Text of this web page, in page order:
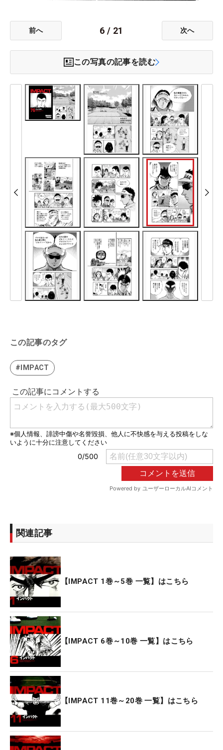
前へ 6 / 21 次へ
この写真の記事を読む
この記事のタグ
#IMPACT
関連記事
【IMPACT 1巻～5巻 一覧】はこちら
【IMPACT 6巻～10巻 一覧】はこちら
【IMPACT 11巻～20巻 一覧】はこちら